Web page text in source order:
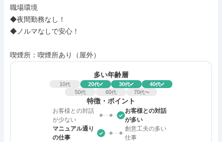
職場環境
◆夜間勤務なし！
◆ノルマなしで安心！
喫煙所：喫煙所あり（屋外）
多い年齢層
10代 20代 30代 40代
50代 60代 70代〜
特徴・ポイント
お客様との対話
が少ない
お客様との対話
が多い
マニュアル通り
の仕事
創意工夫の多い
仕事